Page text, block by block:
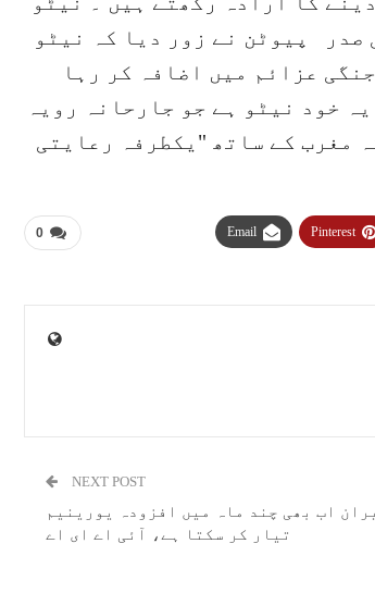
صدر پیوٹن نے زور دیا کہ نیٹو
عزائم میں اضافہ کر رہا
خود نیٹو ہے جو جارحانہ رویہ
مغرب کے ساتھ "یکطرفہ رعایتی
0 Pinterest
Email
NEXT POST
اب بھی چند ماہ میں افزودہ یورینیم
تیار کر سکتا ہے، آئی اے ای اے